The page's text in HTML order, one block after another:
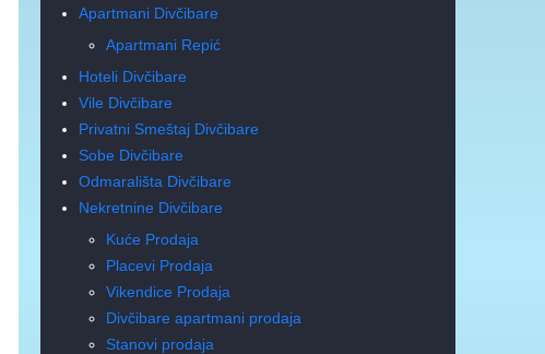
Apartmani Divčibare
Apartmani Repić
Hoteli Divčibare
Vile Divčibare
Privatni Smeštaj Divčibare
Sobe Divčibare
Odmarališta Divčibare
Nekretnine Divčibare
Kuće Prodaja
Placevi Prodaja
Vikendice Prodaja
Divčibare apartmani prodaja
Stanovi prodaja